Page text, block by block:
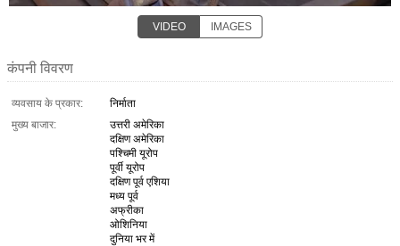
VIDEO IMAGES
कंपनी विवरण
व्यवसाय के प्रकार:
निर्माता
मुख्य बाजार:
उत्तरी अमेरिका
दक्षिण अमेरिका
पश्चिमी यूरोप
पूर्वी यूरोप
दक्षिण पूर्व एशिया
मध्य पूर्व
अफ्रीका
ओशिनिया
दुनिया भर में